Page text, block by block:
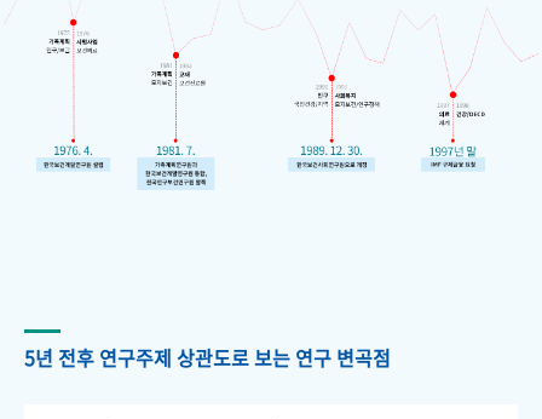
5년 전후 연구주제 상관도로 보는 연구 변곡점